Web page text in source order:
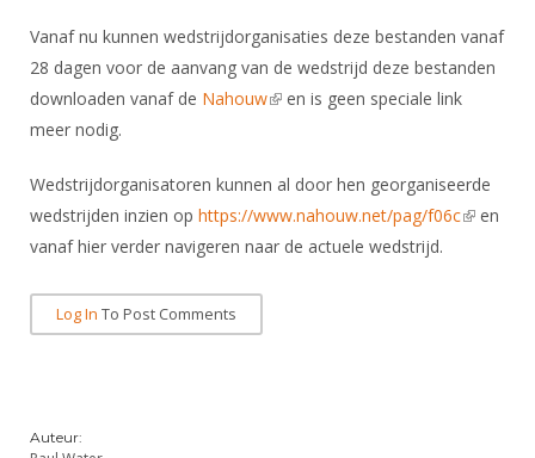
Historie
Commissies
Ereleden
Bondsbureau
Medewerkers
Reglementen
Materiaal
Schermpaspoort
Rolstoelschermen
Wedstrijdkalender
NK's
Veteranenwedstrijden
Talentontwikkeling
Atletencommissie
Internationale Titeltoernooien
Internationale aanmeldingen
Voor coaches en leraren
Nieuws
Opleidingen
Leraar
Voor scheidsrechters
Scheidsrechter Documentatie
Vanaf nu kunnen wedstrijdorganisaties deze bestanden vanaf
28 dagen voor de aanvang van de wedstrijd deze bestanden
downloaden vanaf de Nahouw(link is external)
en is geen speciale link
meer nodig.
Wedstrijdorganisatoren kunnen al door hen georganiseerde
wedstrijden inzien op https://www.nahouw.net/pag/f06c(link is
en
vanaf hier verder navigeren naar de actuele wedstrijd.
Log In To Post Comments
Auteur: